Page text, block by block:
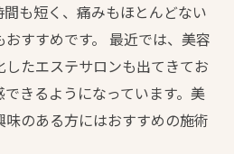
も短く、痛みもほとんどない
すすめです。 最近では、美容
たエステサロンも出てきてお
きるようになっています。美
のある方にはおすすめの施術